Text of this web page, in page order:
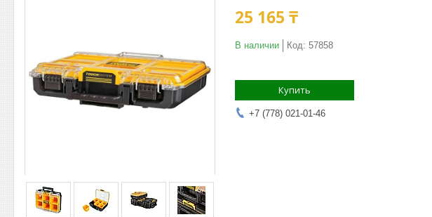
25 165 ₸
В наличии Код: 57858
Купить
+7 (778) 021-01-46